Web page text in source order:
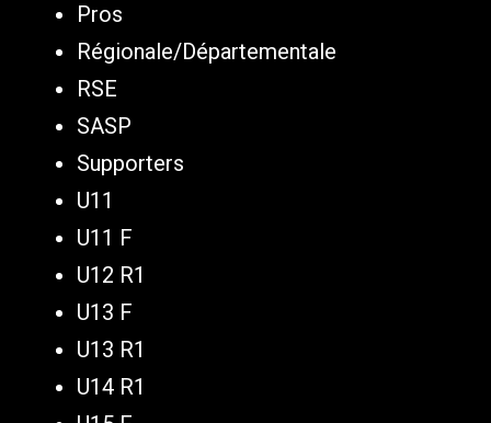
Pros
Régionale/Départementale
RSE
SASP
Supporters
U11
U11 F
U12 R1
U13 F
U13 R1
U14 R1